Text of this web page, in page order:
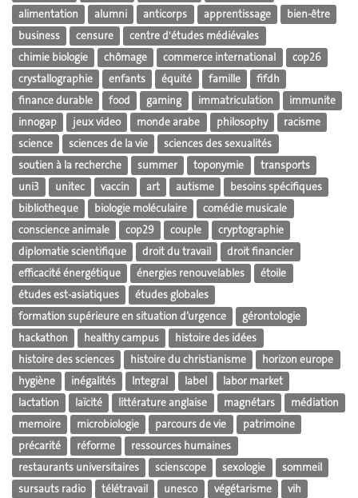
alimentation
alumni anticorps apprentissage
bien-être
business
censure
centre d'études médiévales
chimie biologie
chômage commerce international
cop26
crystallographie
enfants équité famille
fifdh
finance durable
food gaming immatriculation
immunite
innogap
jeux video monde arabe philosophy
racisme
science
sciences de la vie
sciences des sexualités
soutien à la recherche
summer toponymie
transports
uni3
unitec vaccin art autisme
besoins spécifiques
bibliotheque
biologie moléculaire
comédie musicale
conscience animale
cop29 couple
cryptographie
diplomatie scientifique
droit du travail
droit financier
efficacité énergétique
énergies renouvelables
étoile
études est-asiatiques
études globales
formation supérieure en situation d’urgence
gérontologie
hackathon
healthy campus
histoire des idées
histoire des sciences
histoire du christianisme
horizon europe
hygiène
inégalités Integral label
labor market
lactation
laïcité littérature anglaise magnétars
médiation
memoire
microbiologie parcours de vie
patrimoine
précarité
réforme
ressources humaines
restaurants universitaires
scienscope sexologie
sommeil
sursauts radio
télétravail unesco végétarisme vih